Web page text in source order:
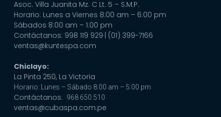
Asoc. Villa Juanita Mz. C Lt. 5 – S.M.P.
Horario: Lunes a Viernes 8:00 am – 6:00 pm
Sábados 8:00 am – 1:00 pm
Contáctanos: 998 119 929 | (01) 399-7166
ventas@kuntespa.com
Chiclayo:
La Pinta 250, La Victoria
Horario: Lunes – Sábado 8:00 am – 5:00 pm
Contáctanos: 968 650 510
ventas@cubaspa.com.pe